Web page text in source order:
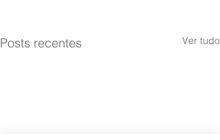
Posts recentes Ver tudo